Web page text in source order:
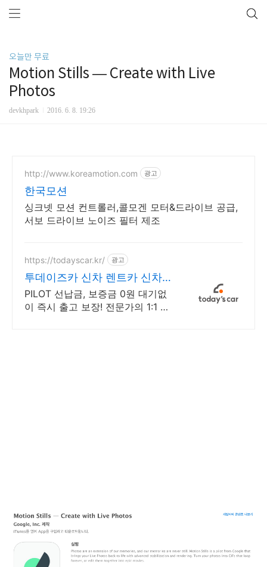
오늘만 무료
Motion Stills — Create with Live
Photos
devkhpark 2016. 6. 8. 19:26
http://www.koreamotion.com 광고
한국모션
싱크넷 모션 컨트롤러,콜모겐 모터&드라이브 공급,
서보 드라이브 노이즈 필터 제조
https://todayscar.kr/ 광고
투데이즈카 신차 렌트카 신차
장기렌트 특가
PILOT 선납금, 보증금 0원 대기없
이 즉시 출고 보장! 전문가의 1:1 맞